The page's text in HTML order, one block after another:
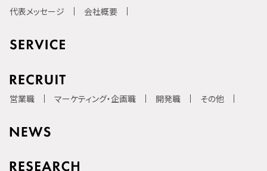
代表メッセージ 会社概要
営業職 マーケティング・企画職 開発職 その他